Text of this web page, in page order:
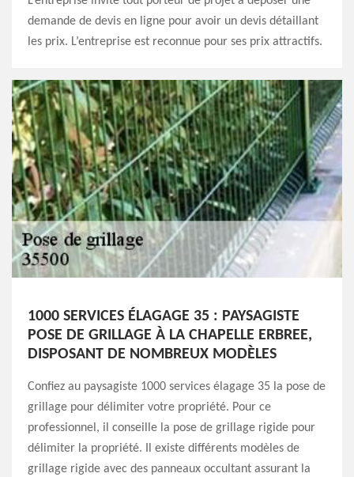
demande de devis en ligne pour avoir un devis détaillant
les prix. L’entreprise est reconnue pour ses prix attractifs.
1000 SERVICES ÉLAGAGE 35 : PAYSAGISTE
POSE DE GRILLAGE À LA CHAPELLE ERBREE,
DISPOSANT DE NOMBREUX MODÈLES
Confiez au paysagiste 1000 services élagage 35 la pose de
grillage pour délimiter votre propriété. Pour ce
professionnel, il conseille la pose de grillage rigide pour
délimiter la propriété. Il existe différents modèles de
grillage rigide avec des panneaux occultant assurant la